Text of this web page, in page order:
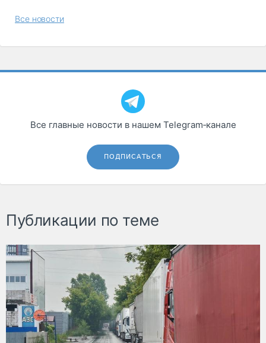
Все новости
Все главные новости в нашем Telegram‑канале
ПОДПИСАТЬСЯ
Публикации по теме